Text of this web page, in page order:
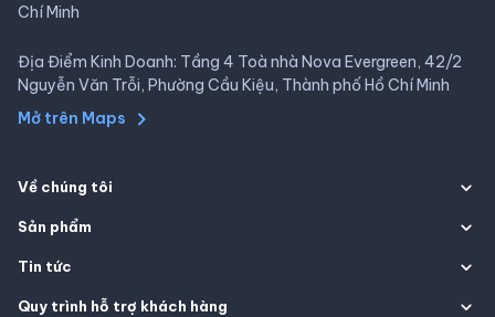
Chí Minh
Địa Điểm Kinh Doanh: Tầng 4 Toà nhà Nova Evergreen, 42/2
Nguyễn Văn Trỗi, Phường Cầu Kiệu, Thành phố Hồ Chí Minh
Mở trên Maps
Về chúng tôi
Sản phẩm
Tin tức
Quy trình hỗ trợ khách hàng